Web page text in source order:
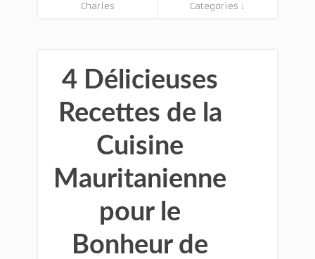
Charles Categories ↓
4 Délicieuses
Recettes de la
Cuisine
Mauritanienne
pour le
Bonheur de